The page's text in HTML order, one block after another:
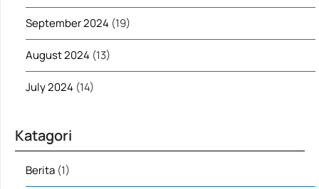
September 2024 (19)
August 2024 (13)
July 2024 (14)
Katagori
Berita (1)